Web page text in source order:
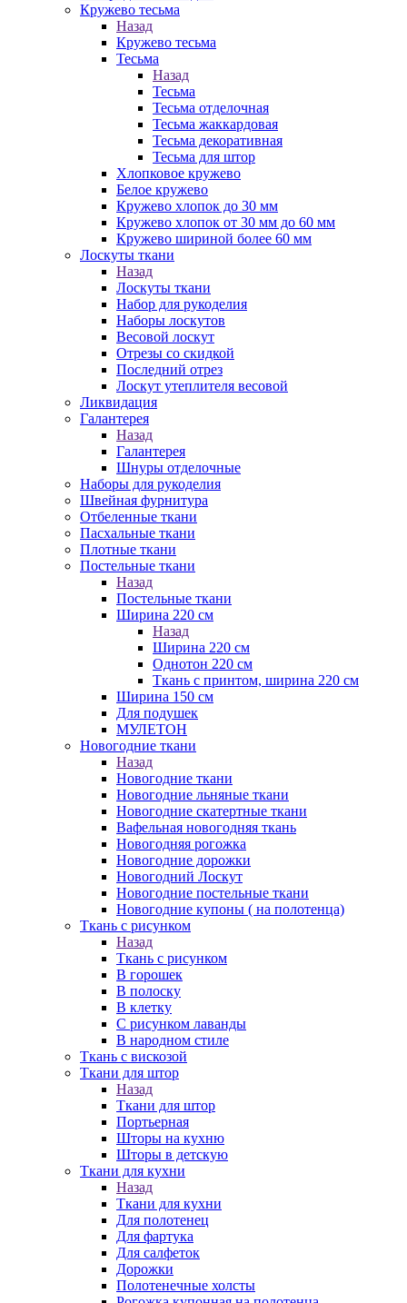
Кружево тесьма
Назад
Кружево тесьма
Тесьма
Назад
Тесьма
Тесьма отделочная
Тесьма жаккардовая
Тесьма декоративная
Тесьма для штор
Хлопковое кружево
Белое кружево
Кружево хлопок до 30 мм
Кружево хлопок от 30 мм до 60 мм
Кружево шириной более 60 мм
Лоскуты ткани
Назад
Лоскуты ткани
Набор для рукоделия
Наборы лоскутов
Весовой лоскут
Отрезы со скидкой
Последний отрез
Лоскут утеплителя весовой
Ликвидация
Галантерея
Назад
Галантерея
Шнуры отделочные
Наборы для рукоделия
Швейная фурнитура
Отбеленные ткани
Пасхальные ткани
Плотные ткани
Постельные ткани
Назад
Постельные ткани
Ширина 220 см
Назад
Ширина 220 см
Однотон 220 см
Ткань с принтом, ширина 220 см
Ширина 150 см
Для подушек
МУЛЕТОН
Новогодние ткани
Назад
Новогодние ткани
Новогодние льняные ткани
Новогодние скатертные ткани
Вафельная новогодняя ткань
Новогодняя рогожка
Новогодние дорожки
Новогодний Лоскут
Новогодние постельные ткани
Новогодние купоны ( на полотенца)
Ткань с рисунком
Назад
Ткань с рисунком
В горошек
В полоску
В клетку
С рисунком лаванды
В народном стиле
Ткань с вискозой
Ткани для штор
Назад
Ткани для штор
Портьерная
Шторы на кухню
Шторы в детскую
Ткани для кухни
Назад
Ткани для кухни
Для полотенец
Для фартука
Для салфеток
Дорожки
Полотенечные холсты